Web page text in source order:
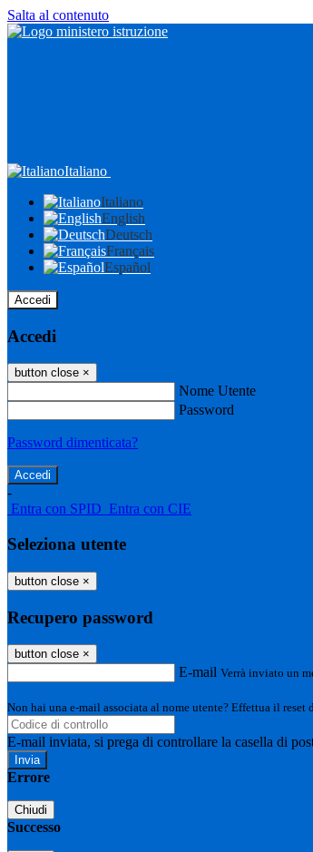
Salta al contenuto
Italiano
Italiano
English
Deutsch
Français
Español
Accedi
Accedi
button close ×
Nome Utente
Password
Password dimenticata?
-
Entra con SPID Entra con CIE
Seleziona utente
button close ×
Recupero password
button close ×
E-mail Verrà inviato un
Non hai una e-mail associata al nome utente? Effettua il reset
E-mail inviata, si prega di controllare la casella di
Errore
Chiudi
Successo